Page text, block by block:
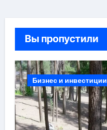
Вы пропустили
Бизнес и инвестиции